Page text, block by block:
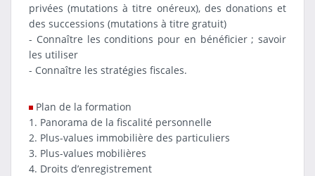
privées (mutations à titre onéreux), des donations et
des successions (mutations à titre gratuit)
- Connaître les conditions pour en bénéficier ; savoir
les utiliser
- Connaître les stratégies fiscales.
Plan de la formation
1. Panorama de la fiscalité personnelle
2. Plus-values immobilière des particuliers
3. Plus-values mobilières
4. Droits d’enregistrement